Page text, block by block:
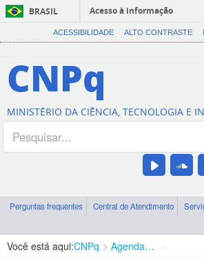
BRASIL
Acesso à informação
ACESSIBILIDADE ALTO CONTRASTE
CNPq
MINISTÉRIO DA CIÊNCIA, TECNOLOGIA E
Perguntas frequentes Central de Atendimento
Você está aqui:CNPq Agenda de autoridades